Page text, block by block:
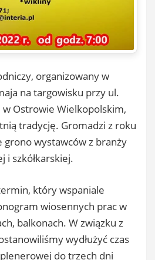
organizowany w
na targowisku przy ul.
Ostrowie Wielkopolskim,
tradycję. Gromadzi z roku
grono wystawców z branży
i szkółkarskiej.
który wspaniale
wiosennych prac w
balkonach. W związku z
wydłużyć czas
do trzech dni